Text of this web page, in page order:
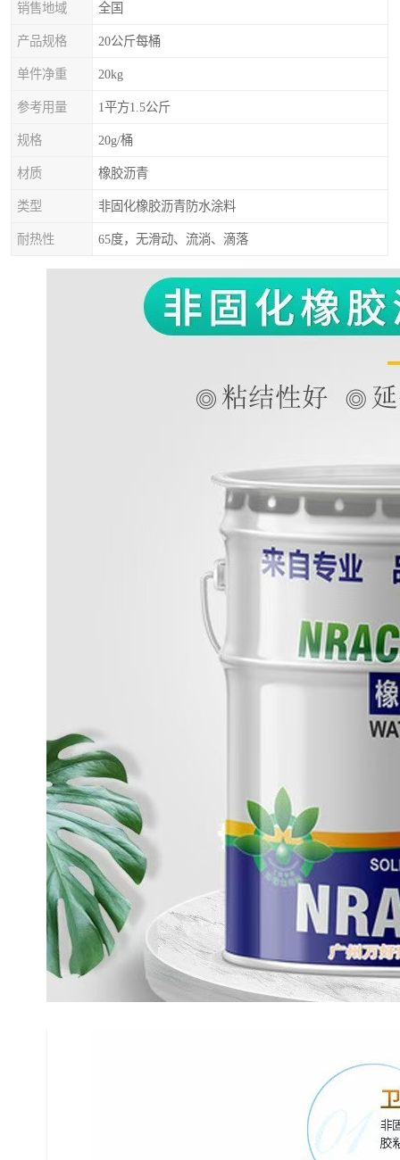
销售地域 全国
产品规格 20公斤每桶
单件净重 20kg
参考用量 1平方1.5公斤
规格 20g/桶
材质 橡胶沥青
类型 非固化橡胶沥青防水涂料
耐热性 65度，无滑动、流淌、滴落